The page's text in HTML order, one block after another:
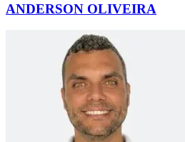
ANDERSON OLIVEIRA